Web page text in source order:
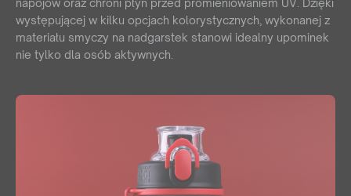
napojów oraz chroni płyn przed promieniowaniem UV. Dzięki
występującej w kilku opcjach kolorystycznych, wykonanej z
materiału smyczy na nadgarstek stanowi idealny upominek
nie tylko dla osób aktywnych.